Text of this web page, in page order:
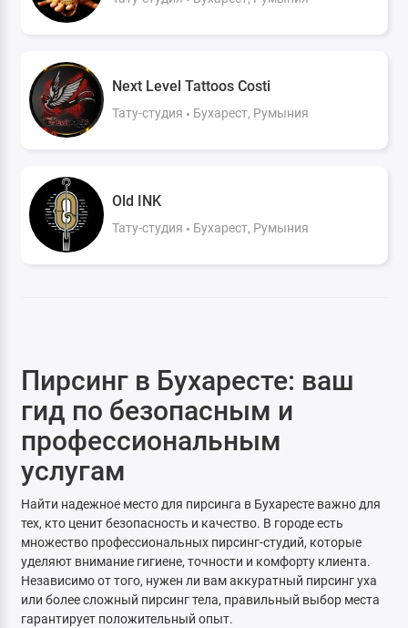
Next Level Tattoos Costi
Тату-студия Бухарест, Румыния
Old INK
Тату-студия Бухарест, Румыния
Пирсинг в Бухаресте: ваш
гид по безопасным и
профессиональным
услугам
Найти надежное место для пирсинга в Бухаресте важно для
тех, кто ценит безопасность и качество. В городе есть
множество профессиональных пирсинг-студий, которые
уделяют внимание гигиене, точности и комфорту клиента.
Независимо от того, нужен ли вам аккуратный пирсинг уха
или более сложный пирсинг тела, правильный выбор места
гарантирует положительный опыт.